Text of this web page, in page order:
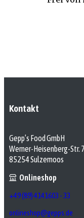
Kontakt
Gepp’s Food GmbH
Werner-Heisenberg-Str. 7
85254 Sulzemoos
Onlineshop
+49 (89) 4141603 - 33
onlineshop@gepps.de